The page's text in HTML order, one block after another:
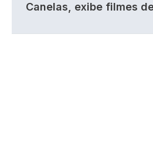
Canelas, exibe filmes